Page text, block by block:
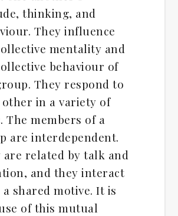
thinking, and
They influence
mentality and
behaviour of
They respond to
other in a variety of
The members of a
are interdependent.
are related by talk and
and they interact
shared motive. It is
of this mutual